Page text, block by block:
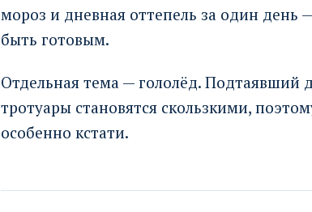
мороз и дневная оттепель за один
быть готовым.
Отдельная тема — гололёд. Подтаявший
тротуары становятся скользкими,
особенно кстати.